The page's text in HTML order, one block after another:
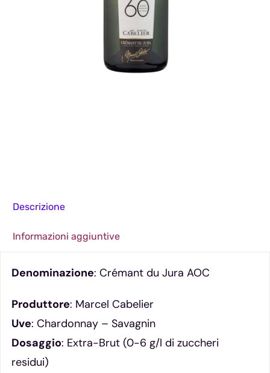
Descrizione
Informazioni aggiuntive
Denominazione: Crémant du Jura AOC
Produttore: Marcel Cabelier
Uve: Chardonnay – Savagnin
Dosaggio: Extra-Brut (0-6 g/l di zuccheri
residui)